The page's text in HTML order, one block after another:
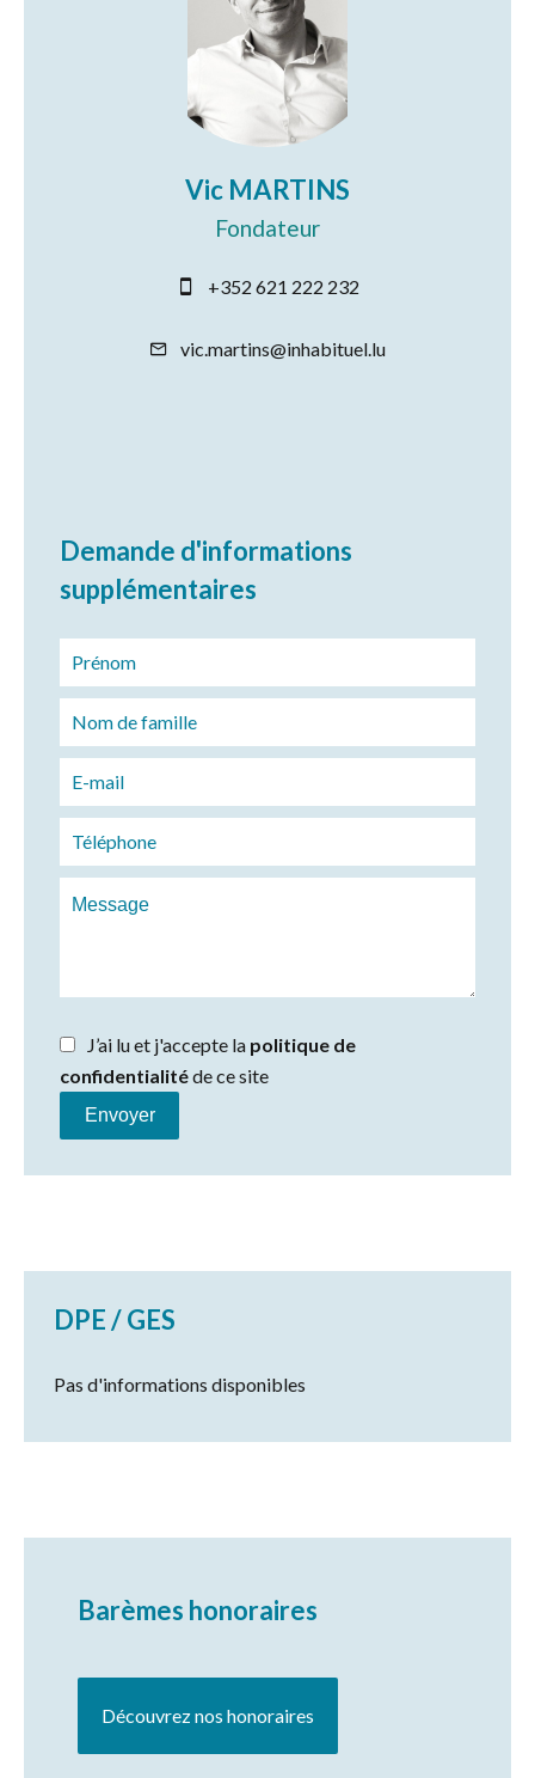
Vic MARTINS
Fondateur
+352 621 222 232
vic.martins@inhabituel.lu
Demande d'informations
supplémentaires
J’ai lu et j'accepte la politique de
confidentialitéde ce site
Envoyer
DPE / GES
Pas d'informations disponibles
Barèmes honoraires
Découvrez nos honoraires